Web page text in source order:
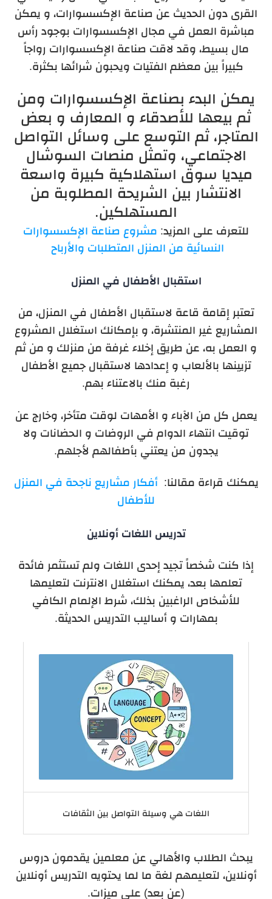
القرى دون الحديث عن صناعة الإكسسوارات، و يمكن
مباشرة العمل في مجال الإكسسوارات بوجود رأس
مال بسيط، وقد لاقت صناعة الإكسسوارات رواجاً
كبيراً بين معظم الفتيات ويحبون شرائها بكثرة.
يمكن البدء بصناعة الإكسسوارات ومن
ثم بيعها للأصدقاء و المعارف و بعض
المتاجر، ثم التوسع على وسائل التواصل
الاجتماعي، وتمثل منصات السوشال
ميديا سوق استهلاكية كبيرة واسعة
الانتشار بين الشريحة المطلوبة من
المستهلكين.
للتعرف على المزيد: مشروع صناعة الإكسسوارات
النسائية من المنزل المتطلبات والأرباح
استقبال الأطفال في المنزل
تعتبر إقامة قاعة لاستقبال الأطفال في المنزل، من
المشاريع غير المنتشرة، و بإمكانك استغلال المشروع
و العمل به، عن طريق إخلاء غرفة من منزلك و من ثم
تزيينها بالألعاب و إعدادها لاستقبال جميع الأطفال
رغبة منك بالاعتناء بهم.
يعمل كل من الآباء و الأمهات لوقت متأخر، وخارج عن
توقيت انتهاء الدوام في الروضات و الحضانات ولا
يجدون من يعتني بأطفالهم لأجلهم.
يمكنك قراءة مقالنا: أفكار مشاريع ناجحة في المنزل
للأطفال
تدريس اللغات أونلاين
إذا كنت شخصاً تجيد إحدى اللغات ولم تستثمر فائدة
تعلمها بعد، يمكنك استغلال الانترنت لتعليمها
للأشخاص الراغبين بذلك، شرط الإلمام الكافي
بمهارات و أساليب التدريس الحديثة.
اللغات هي وسيلة التواصل بين الثقافات
يبحث الطلاب والأهالي عن معلمين يقدمون دروس
أونلاين، لتعليمهم لغة ما لما يحتويه التدريس أونلاين
(عن بعد) على ميزات.